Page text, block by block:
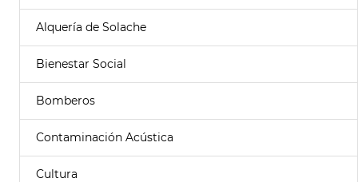
Alquería de Solache
Bienestar Social
Bomberos
Contaminación Acústica
Cultura